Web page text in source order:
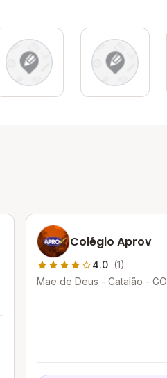
Colégio Aprov
4.0 (1)
Mae de Deus - Catalão - GO